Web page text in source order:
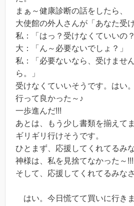
まぁ～健康診断の話をしたら、
大使館の外人さんが「あなた受
私：「はっ？受けなくていいの？
大：「ん～必要ないでしょ？」
私：「必要ないなら、受けませ
ら。」
受けなくていいそうです。はい。
行って良かった～♪
一歩進んだ!!!
あとは、もう少し書類を揃えて
ギリギリ行けそうです。
ひとまず、応援してくれてるみ
神様は、私を見捨てなかった～!!!
そして、応援してくれてるみな
はい。今日慌てて買いに行きま